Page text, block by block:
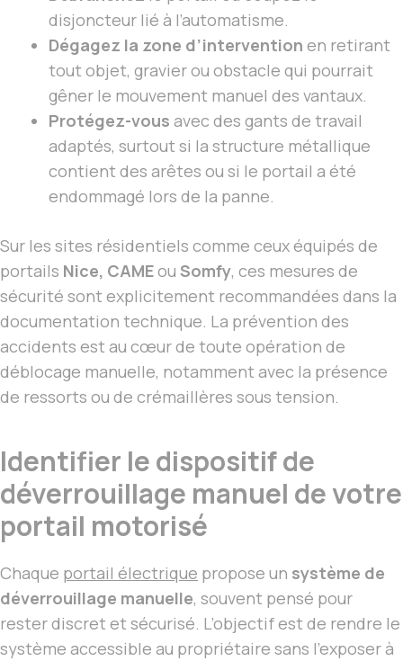
disjoncteur lié à l’automatisme.
Dégagez la zone d’intervention en retirant
tout objet, gravier ou obstacle qui pourrait
gêner le mouvement manuel des vantaux.
Protégez-vous avec des gants de travail
adaptés, surtout si la structure métallique
contient des arêtes ou si le portail a été
endommagé lors de la panne.
Sur les sites résidentiels comme ceux équipés de
portails Nice, CAMEou Somfy, ces mesures de
sécurité sont explicitement recommandées dans la
documentation technique. La prévention des
accidents est au cœur de toute opération de
déblocage manuelle, notamment avec la présence
de ressorts ou de crémaillères sous tension.
Identifier le dispositif de
déverrouillage manuel de votre
portail motorisé
Chaque portail électrique propose un système de
déverrouillage manuelle, souvent pensé pour
rester discret et sécurisé. L’objectif est de rendre le
système accessible au propriétaire sans l’exposer à